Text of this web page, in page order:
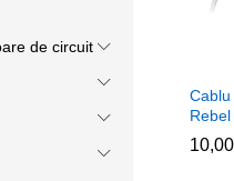
Cablu
10,00
10,00
de circuit